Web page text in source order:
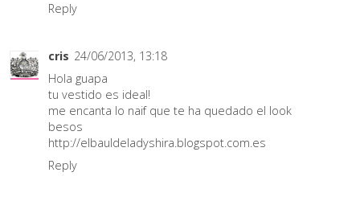
Reply
cris 24/06/2013, 13:18
Hola guapa
tu vestido es ideal!
me encanta lo naif que te ha quedado el look
besos
http://elbauldeladyshira.blogspot.com.es
Reply